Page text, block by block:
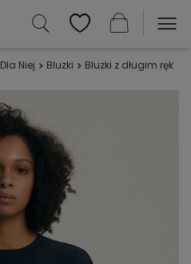
Dla Niej Bluzki Bluzki z długim